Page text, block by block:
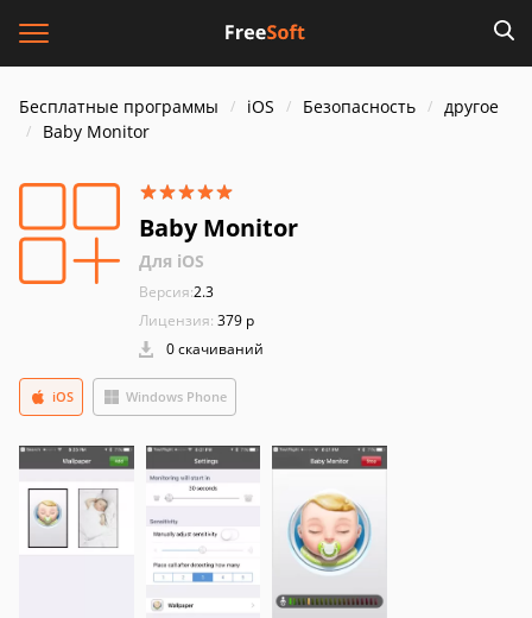
Бесплатные программы iOS Безопасность
другое
Baby Monitor
Baby Monitor
Для iOS
Версия:2.3
Лицензия: 379 р
0 скачиваний
Windows Phone
iOS